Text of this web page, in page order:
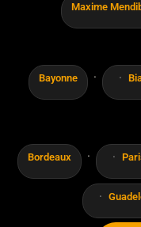
Maxime
Bayonne ·
Bordeaux ·